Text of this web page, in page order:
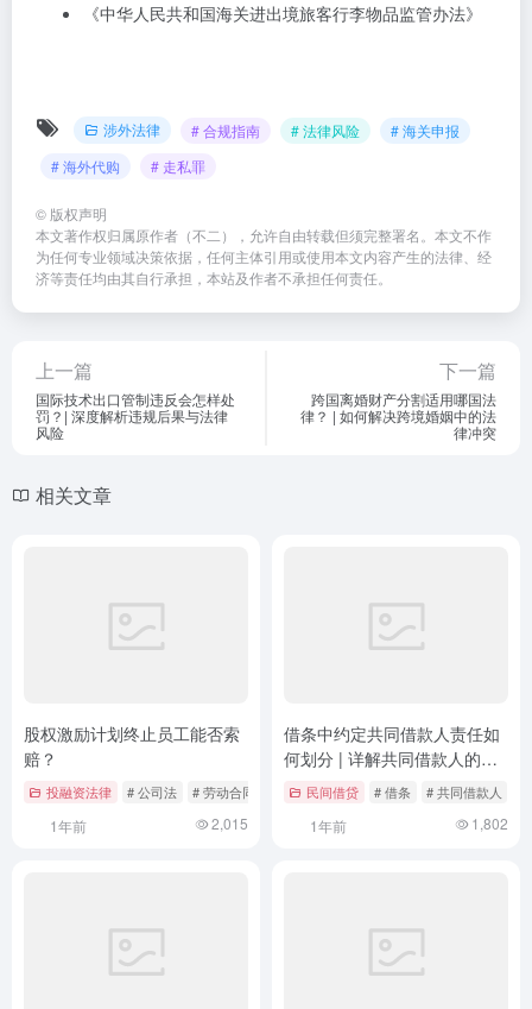
《中华人民共和国海关进出境旅客行李物品监管办法》
涉外法律 # 合规指南 # 法律风险
# 海关申报
# 海外代购
# 走私罪
© 版权声明
本文著作权归属原作者（不二），允许自由转载但须完整署名。本文不作
为任何专业领域决策依据，任何主体引用或使用本文内容产生的法律、经
济等责任均由其自行承担，本站及作者不承担任何责任。
上一篇
国际技术出口管制违反会怎样处
罚？| 深度解析违规后果与法律
风险
下一篇
跨国离婚财产分割适用哪国法
律？ | 如何解决跨境婚姻中的法
律冲突
相关文章
股权激励计划终止员工能否索
赔？
投融资法律 # 公司法 # 劳动合同法 # 员工索赔
1年前 2,015
借条中约定共同借款人责任如
何划分 | 详解共同借款人的法
律风险与责任分担
民间借贷 # 借条 # 共同借款人
1年前 1,802